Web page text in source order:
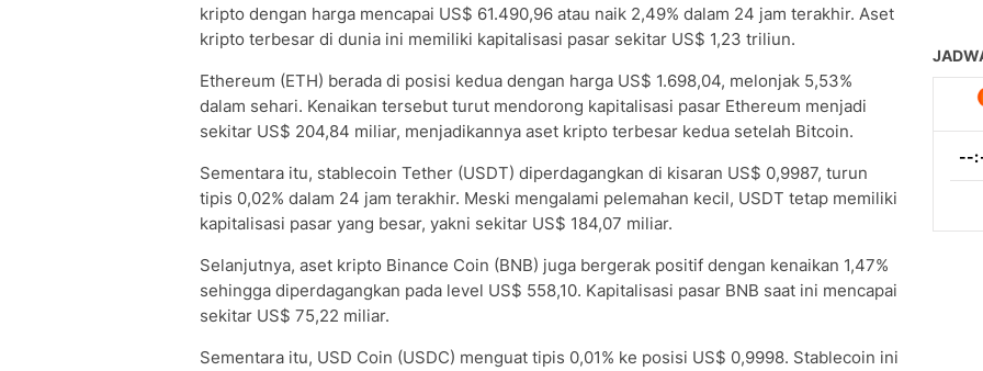
kripto dengan harga mencapai US$ 61.490,96 atau naik 2,49% dalam 24 jam terakhir. Aset
kripto terbesar di dunia ini memiliki kapitalisasi pasar sekitar US$ 1,23 triliun.
Ethereum (ETH) berada di posisi kedua dengan harga US$ 1.698,04, melonjak 5,53%
dalam sehari. Kenaikan tersebut turut mendorong kapitalisasi pasar Ethereum menjadi
sekitar US$ 204,84 miliar, menjadikannya aset kripto terbesar kedua setelah Bitcoin.
Sementara itu, stablecoin Tether (USDT) diperdagangkan di kisaran US$ 0,9987, turun
tipis 0,02% dalam 24 jam terakhir. Meski mengalami pelemahan kecil, USDT tetap memiliki
kapitalisasi pasar yang besar, yakni sekitar US$ 184,07 miliar.
Selanjutnya, aset kripto Binance Coin (BNB) juga bergerak positif dengan kenaikan 1,47%
sehingga diperdagangkan pada level US$ 558,10. Kapitalisasi pasar BNB saat ini mencapai
sekitar US$ 75,22 miliar.
Sementara itu, USD Coin (USDC) menguat tipis 0,01% ke posisi US$ 0,9998. Stablecoin ini